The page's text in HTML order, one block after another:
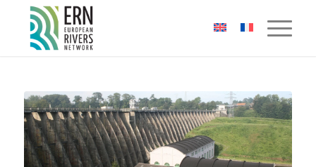
Panneau de gestion des cookies